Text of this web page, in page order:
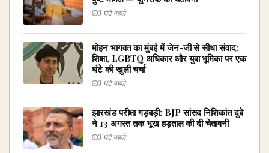
3 घंटे पहले
मोहन भागवत का मुंबई में जेन-जी से सीधा संवाद:
शिक्षा, LGBTQ अधिकार और युवा भूमिका पर एक
घंटे की खुली चर्चा
3 घंटे पहले
झारखंड परीक्षा गड़बड़ी: BJP सांसद निशिकांत दुबे
ने 13 अगस्त तक भूख हड़ताल की दी चेतावनी
3 घंटे पहले